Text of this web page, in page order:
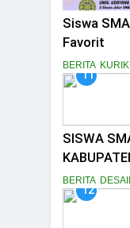
Siswa
Favorit
BERITA
11
SISWA
BERITA
12